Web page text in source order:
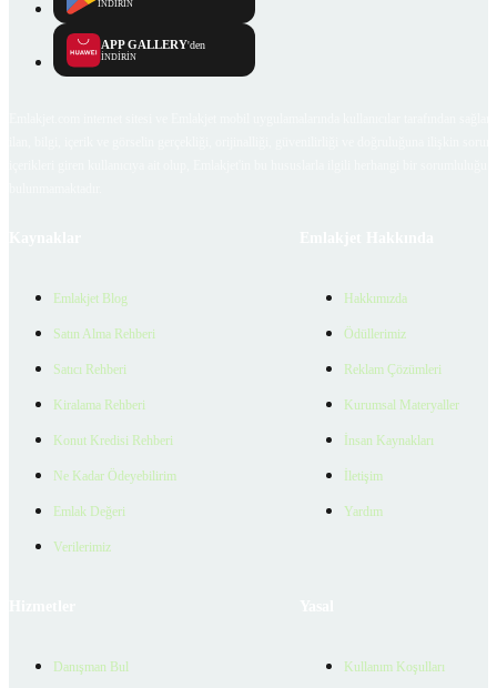
İNDİRİN
APP GALLERY'den
İNDİRİN
Emlakjet Blog
Satın Alma Rehberi
Satıcı Rehberi
Kiralama Rehberi
Konut Kredisi Rehberi
Ne Kadar Ödeyebilirim
Emlak Değeri
Verilerimiz
Hakkımızda
Ödüllerimiz
Reklam Çözümleri
Kurumsal Materyaller
İnsan Kaynakları
İletişim
Yardım
Danışman Bul Kullanım Koşulları